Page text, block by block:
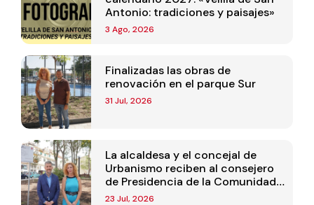
Antonio: tradiciones y paisajes»
3 Ago, 2026
Finalizadas las obras de
renovación en el parque Sur
31 Jul, 2026
La alcaldesa y el concejal de
Urbanismo reciben al consejero
de Presidencia de la Comunidad
de Madrid
23 Jul, 2026